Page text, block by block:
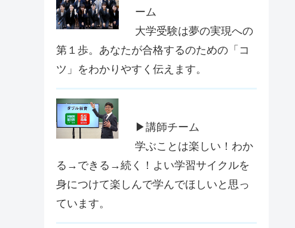
ーム
大学受験は夢の実現への
第１歩。あなたが合格するのための「コ
ツ」をわかりやすく伝えます。
▶講師チーム
学ぶことは楽しい！わか
る→できる→続く！よい学習サイクルを
身につけて楽しんで学んでほしいと思っ
ています。